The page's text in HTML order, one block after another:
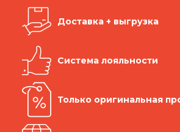
Доставка + выгрузка
Система лояльности
Только оригинальная